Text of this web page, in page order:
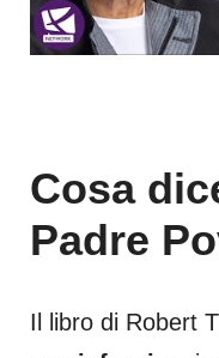
Cosa
Padre
Il libro di Robert